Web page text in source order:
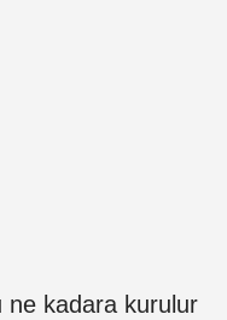
ne kadara kurulur